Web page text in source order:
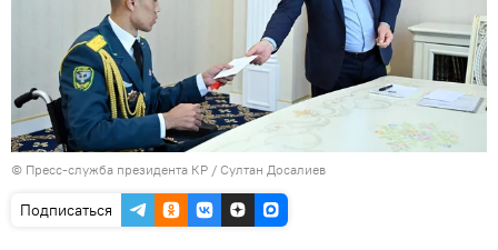
© Пресс-служба президента КР / Султан Досалиев
Подписаться